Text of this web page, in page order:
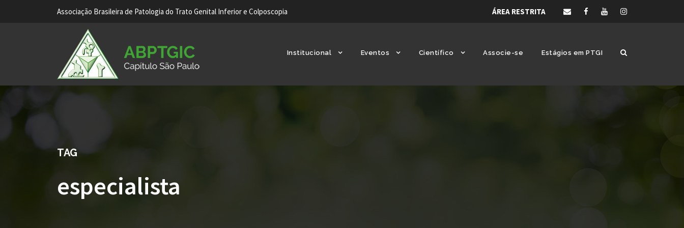
Associação Brasileira de Patologia do Trato Genital Inferior e Colposcopia ÁREA RESTRITA
Institucional Eventos Científico Associe-se Estágios em PTGI
TAG
especialista